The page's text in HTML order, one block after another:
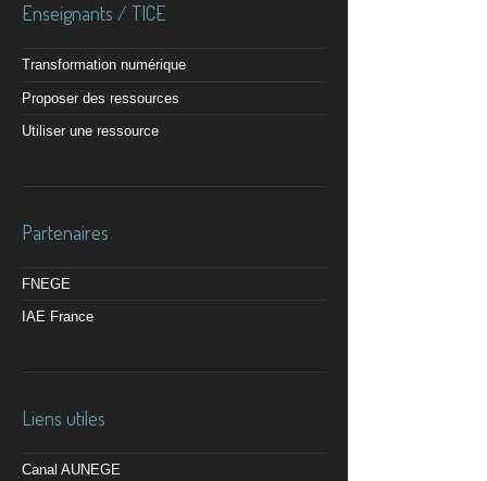
Enseignants / TICE
Transformation numérique
Proposer des ressources
Utiliser une ressource
Partenaires
FNEGE
IAE France
Liens utiles
Canal AUNEGE